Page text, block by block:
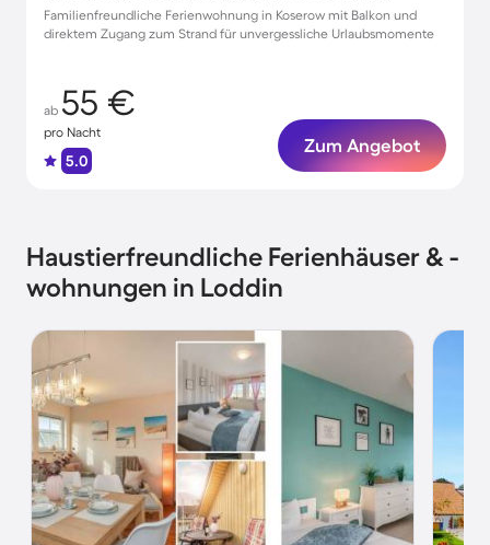
Familienfreundliche Ferienwohnung in Koserow mit Balkon und
direktem Zugang zum Strand für unvergessliche Urlaubsmomente
ab 55 €
pro Nacht
5.0
Zum Angebot
Haustierfreundliche Ferienhäuser & -
wohnungen in Loddin